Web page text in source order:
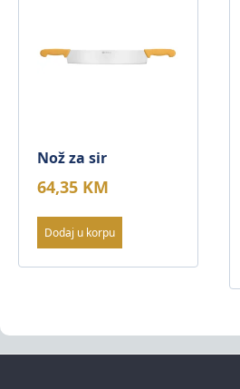
Nož za sir
64,35 KM
Dodaj u korpu